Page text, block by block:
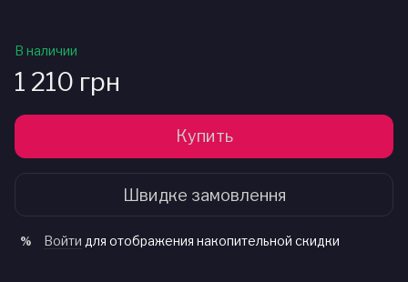
В наличии
1 210 грн
Купить
Швидке замовлення
% Войти для отображения накопительной скидки